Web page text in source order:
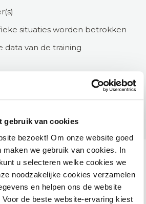
gebruik van cookies
bezoekt! Om onze website goed
maken we gebruik van cookies. In
u selecteren welke cookies we
noodzakelijke cookies verzamelen
en helpen ons de website
de beste website-ervaring kiest
situaties worden betrokken
data van de training
jou